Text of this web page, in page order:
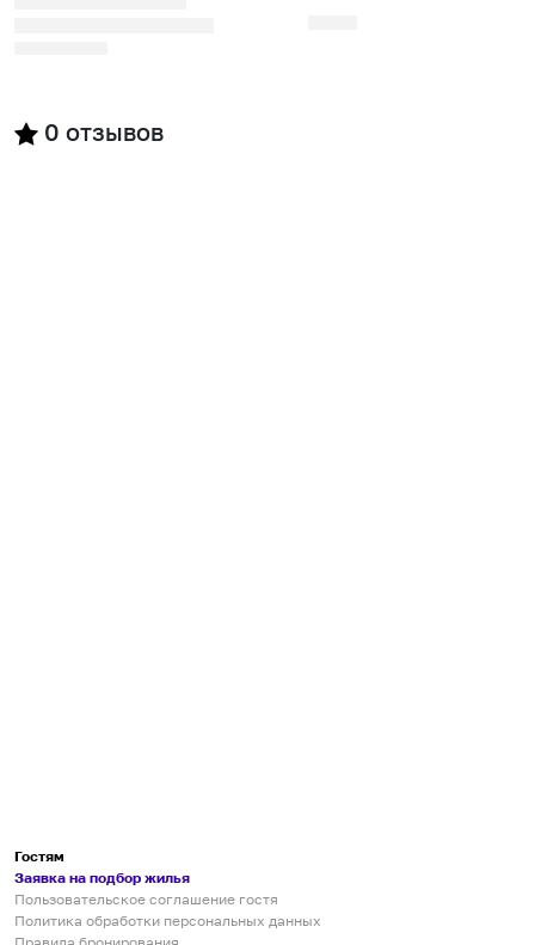
0 отзывов
Гостям
Заявка на подбор жилья
Пользовательское соглашение гостя
Политика обработки персональных данных